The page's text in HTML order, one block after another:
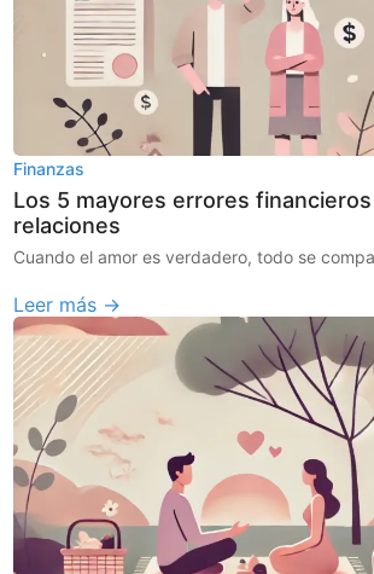
Finanzas
Los 5 mayores errores
relaciones
Cuando el amor es verdadero, todo se
Leer más →